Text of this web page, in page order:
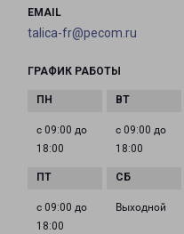
EMAIL
talica-fr@pecom.ru
ГРАФИК РАБОТЫ
с 09:00 до
18:00
с 09:00 до
18:00
с 09:00 до
18:00
Выходной